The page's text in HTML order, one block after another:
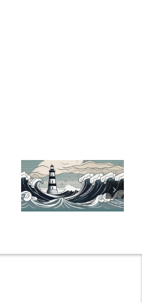
Die Evolution
der
Bauzinsen: Ein
Blick in die